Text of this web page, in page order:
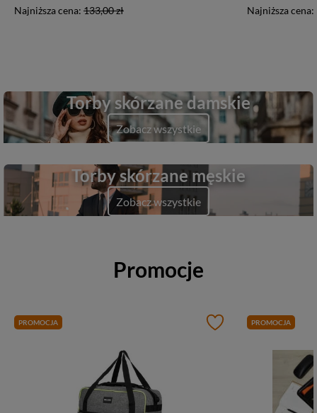
Najniższa cena: 133,00 zł Najniższa cena:
Torby skórzane damskie
Zobacz wszystkie
Torby skórzane męskie
Zobacz wszystkie
Promocje
PROMOCJA PROMOCJA